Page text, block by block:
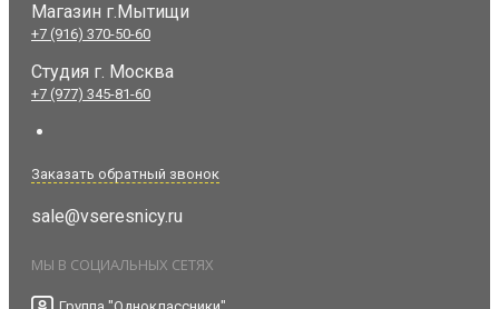
Магазин г.Мытищи
+7 (916) 370-50-60
Студия г. Москва
+7 (977) 345-81-60
Заказать обратный звонок
sale@vseresnicy.ru
МЫ В СОЦИАЛЬНЫХ СЕТЯХ